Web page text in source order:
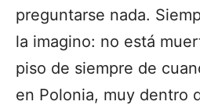
preguntarse nada.
la imagino: no está
piso de siempre de
en Polonia, muy dentro